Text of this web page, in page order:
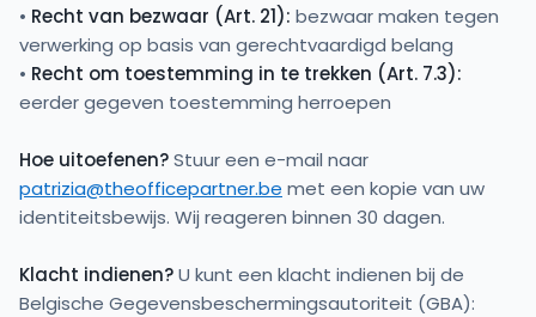
• Recht van bezwaar (Art. 21): bezwaar maken tegen
verwerking op basis van gerechtvaardigd belang
• Recht om toestemming in te trekken (Art. 7.3):
eerder gegeven toestemming herroepen
Hoe uitoefenen?Stuur een e-mail naar
patrizia@theofficepartner.be met een kopie van uw
identiteitsbewijs. Wij reageren binnen 30 dagen.
Klacht indienen?U kunt een klacht indienen bij de
Belgische Gegevensbeschermingsautoriteit (GBA):